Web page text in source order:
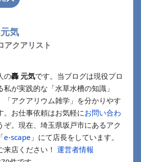
気
アクアリスト
の轟 元気です。当ブログは現役プロ
が実践的な「水草水槽の知識」
「アクアリウム雑学」を分かりやす
。お仕事依頼はお気軽にお問い合わ
ぞ。現在、埼玉県坂戸市にあるアク
e-scape 」にて店長をしています。
店ください！ 運営者情報